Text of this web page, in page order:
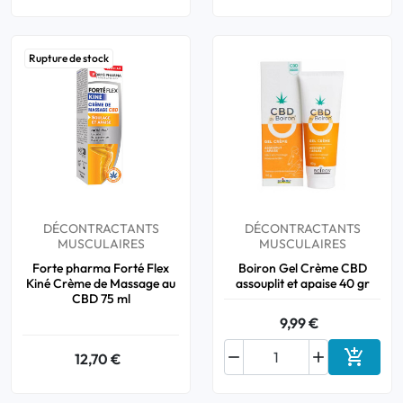
Rupture de stock
DÉCONTRACTANTS
MUSCULAIRES
Forte pharma Forté Flex
Kiné Crème de Massage au
CBD 75 ml
12,70 €
DÉCONTRACTANTS
MUSCULAIRES
Boiron Gel Crème CBD
assouplit et apaise 40 gr
9,99 €

 